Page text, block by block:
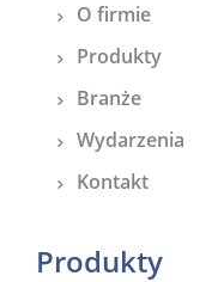
O firmie
Produkty
Branże
Wydarzenia
Kontakt
Produkty